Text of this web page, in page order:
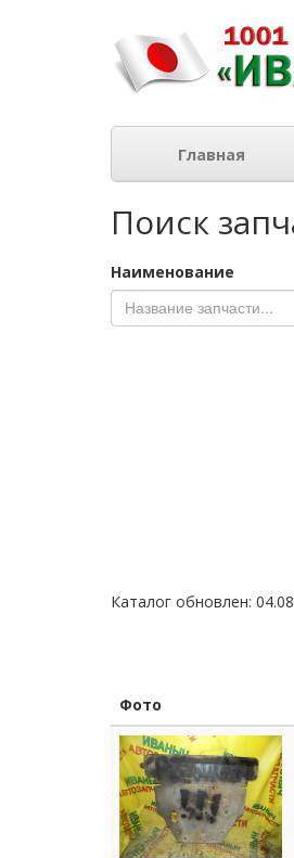
Главная
Поиск
Наименование
Название запчасти...
Наименование
Каталог обновлен:
Фото